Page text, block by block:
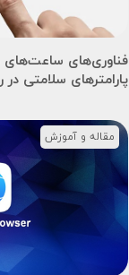
فناوری‌های
پارامترهای سلامتی در
مقاله و آموزش